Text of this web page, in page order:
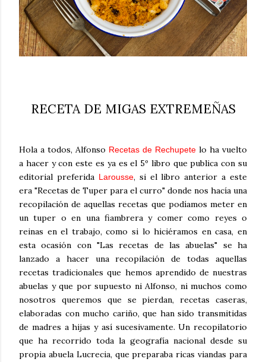
RECETA DE MIGAS EXTREMEÑAS
Hola a todos, Alfonso Recetas de Rechupete lo ha vuelto
a hacer y con este es ya es el 5º libro que publica con su
editorial preferida Larousse, si el libro anterior a este
era "Recetas de Tuper para el curro" donde nos hacía una
recopilación de aquellas recetas que podíamos meter en
un tuper o en una fiambrera y comer como reyes o
reinas en el trabajo, como si lo hiciéramos en casa, en
esta ocasión con "Las recetas de las abuelas" se ha
lanzado a hacer una recopilación de todas aquellas
recetas tradicionales que hemos aprendido de nuestras
abuelas y que por supuesto ni Alfonso, ni muchos como
nosotros queremos que se pierdan, recetas caseras,
elaboradas con mucho cariño, que han sido transmitidas
de madres a hijas y así sucesivamente. Un recopilatorio
que ha recorrido toda la geografía nacional desde su
propia abuela Lucrecia, que preparaba ricas viandas para